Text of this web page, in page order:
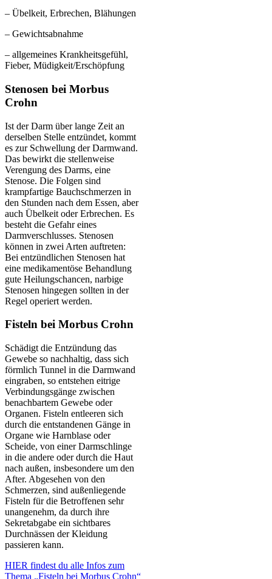
– Übelkeit, Erbrechen, Blähungen
– Gewichtsabnahme
– allgemeines Krankheitsgefühl,
Fieber, Müdigkeit/Erschöpfung
Stenosen bei Morbus
Crohn
Ist der Darm über lange Zeit an
derselben Stelle entzündet, kommt
es zur Schwellung der Darmwand.
Das bewirkt die stellenweise
Verengung des Darms, eine
Stenose. Die Folgen sind
krampfartige Bauchschmerzen in
den Stunden nach dem Essen, aber
auch Übelkeit oder Erbrechen. Es
besteht die Gefahr eines
Darmverschlusses. Stenosen
können in zwei Arten auftreten:
Bei entzündlichen Stenosen hat
eine medikamentöse Behandlung
gute Heilungschancen, narbige
Stenosen hingegen sollten in der
Regel operiert werden.
Fisteln bei Morbus Crohn
Schädigt die Entzündung das
Gewebe so nachhaltig, dass sich
förmlich Tunnel in die Darmwand
eingraben, so entstehen eitrige
Verbindungsgänge zwischen
benachbartem Gewebe oder
Organen. Fisteln entleeren sich
durch die entstandenen Gänge in
Organe wie Harnblase oder
Scheide, von einer Darmschlinge
in die andere oder durch die Haut
nach außen, insbesondere um den
After. Abgesehen von den
Schmerzen, sind außenliegende
Fisteln für die Betroffenen sehr
unangenehm, da durch ihre
Sekretabgabe ein sichtbares
Durchnässen der Kleidung
passieren kann.
HIER findest du alle Infos zum
Thema „Fisteln bei Morbus Crohn“